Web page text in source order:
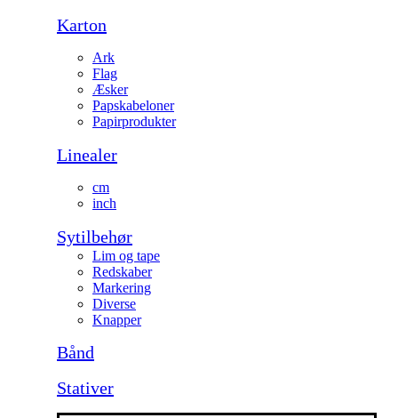
Karton
Ark
Flag
Æsker
Papskabeloner
Papirprodukter
Linealer
cm
inch
Sytilbehør
Lim og tape
Redskaber
Markering
Diverse
Knapper
Bånd
Stativer